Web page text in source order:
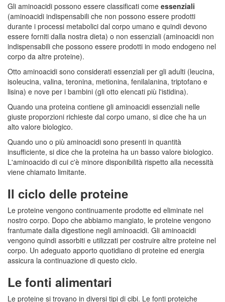
Gli aminoacidi possono essere classificati come essenziali
(aminoacidi indispensabili che non possono essere prodotti
durante i processi metabolici dal corpo umano e quindi devono
essere forniti dalla nostra dieta) o non essenziali (aminoacidi non
indispensabili che possono essere prodotti in modo endogeno nel
corpo da altre proteine).
Otto aminoacidi sono considerati essenziali per gli adulti (leucina,
isoleucina, valina, teronina, metionina, fenilalanina, triptofano e
lisina) e nove per i bambini (gli otto elencati più l'istidina).
Quando una proteina contiene gli aminoacidi essenziali nelle
giuste proporzioni richieste dal corpo umano, si dice che ha un
alto valore biologico.
Quando uno o più aminoacidi sono presenti in quantità
insufficiente, si dice che la proteina ha un basso valore biologico.
L'aminoacido di cui c'è minore disponibilità rispetto alla necessità
viene chiamato limitante.
Il ciclo delle proteine
Le proteine vengono continuamente prodotte ed eliminate nel
nostro corpo. Dopo che abbiamo mangiato, le proteine vengono
frantumate dalla digestione negli aminoacidi. Gli aminoacidi
vengono quindi assorbiti e utilizzati per costruire altre proteine nel
corpo. Un adeguato apporto quotidiano di proteine ed energia
assicura la continuazione di questo ciclo.
Le fonti alimentari
Le proteine si trovano in diversi tipi di cibi. Le fonti proteiche